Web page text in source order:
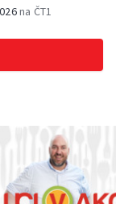
bruslích - Petr
- Linda
Boudalová,
na ČT1